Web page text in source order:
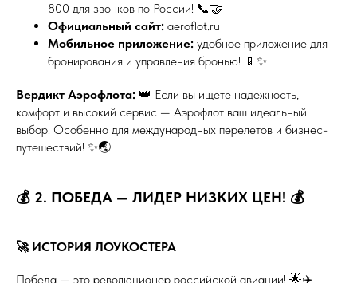
800 для звонков по России! 📞🤝
Официальный сайт: aeroflot.ru
Мобильное приложение: удобное приложение для
бронирования и управления бронью! 📱✨
Вердикт Аэрофлота: 👑 Если вы ищете надежность,
комфорт и высокий сервис — Аэрофлот ваш идеальный
выбор! Особенно для международных перелетов и бизнес-
путешествий! ✨🌏
💰 2. ПОБЕДА — ЛИДЕР НИЗКИХ ЦЕН! 💰
🚀 ИСТОРИЯ ЛОУКОСТЕРА
Победа — это революционер российской авиации! 🌟✈️